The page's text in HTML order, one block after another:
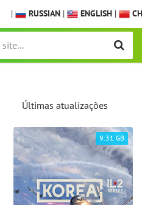
| RUSSIAN | ENGLISH |
Últimas atualizações
9.31 GB